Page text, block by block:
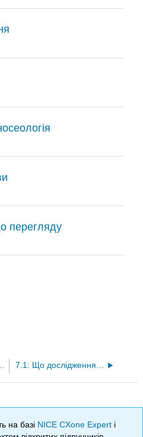
перегляду
на базі NICE CXone Expert і